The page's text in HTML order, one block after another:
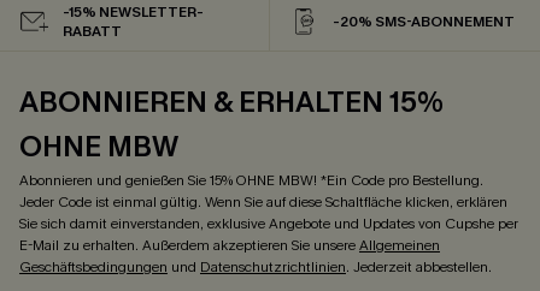
-15% NEWSLETTER-
RABATT
-20% SMS-ABONNEMENT
ABONNIEREN & ERHALTEN 15%
OHNE MBW
Abonnieren und genießen Sie 15% OHNE MBW! *Ein Code pro Bestellung.
Jeder Code ist einmal gültig. Wenn Sie auf diese Schaltfläche klicken, erklären
Sie sich damit einverstanden, exklusive Angebote und Updates von Cupshe per
E-Mail zu erhalten. Außerdem akzeptieren Sie unsereAllgemeinen
Geschäftsbedingungen und Datenschutzrichtlinien. Jederzeit abbestellen.